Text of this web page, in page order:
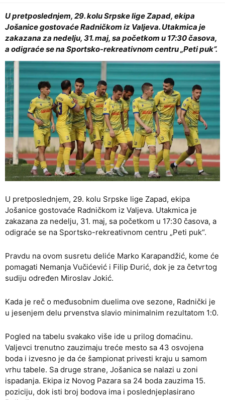
U pretposlednjem, 29. kolu Srpske lige Zapad, ekipa
Jošanice gostovaće Radničkom iz Valjeva. Utakmica je
zakazana za nedelju, 31. maj, sa početkom u 17:30 časova,
a odigraće se na Sportsko-rekreativnom centru „Peti puk“.
U pretposlednjem, 29. kolu Srpske lige Zapad, ekipa
Jošanice gostovaće Radničkom iz Valjeva. Utakmica je
zakazana za nedelju, 31. maj, sa početkom u 17:30 časova, a
odigraće se na Sportsko-rekreativnom centru „Peti puk“.
Pravdu na ovom susretu deliće Marko Karapandžić, kome će
pomagati Nemanja Vučićević i Filip Đurić, dok je za četvrtog
sudiju određen Miroslav Jokić.
Kada je reč o međusobnim duelima ove sezone, Radnički je
u jesenjem delu prvenstva slavio minimalnim rezultatom 1:0.
Pogled na tabelu svakako više ide u prilog domaćinu.
Valjevci trenutno zauzimaju treće mesto sa 43 osvojena
boda i izvesno je da će šampionat privesti kraju u samom
vrhu tabele. Sa druge strane, Jošanica se nalazi u zoni
ispadanja. Ekipa iz Novog Pazara sa 24 boda zauzima 15.
poziciju, dok isti broj bodova ima i poslednjeplasirano